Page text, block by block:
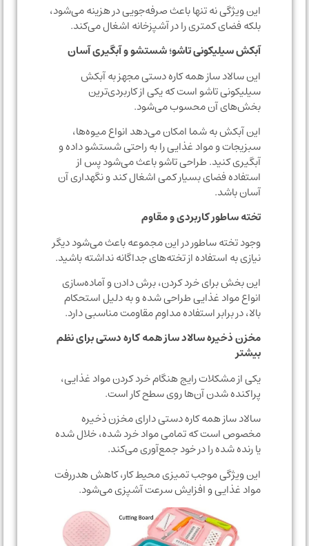
این ویژگی نه تنها باعث صرفه‌جویی در هزینه می‌شود،
بلکه فضای کمتری را در آشپزخانه اشغال می‌کند.
آبکش سیلیکونی تاشو؛ شستشو و آبگیری آسان
این سالاد ساز همه کاره دستی مجهز به آبکش
سیلیکونی تاشو است که یکی از کاربردی‌ترین
بخش‌های آن محسوب می‌شود.
این آبکش به شما امکان می‌دهد انواع میوه‌ها،
سبزیجات و مواد غذایی را به راحتی شستشو داده و
آبگیری کنید. طراحی تاشو باعث می‌شود پس از
استفاده فضای بسیار کمی اشغال کند و نگهداری آن
آسان باشد.
تخته ساطور کاربردی و مقاوم
وجود تخته ساطور در این مجموعه باعث می‌شود دیگر
نیازی به استفاده از تخته‌های جداگانه نداشته باشید.
این بخش برای خرد کردن، برش دادن و آماده‌سازی
انواع مواد غذایی طراحی شده و به دلیل استحکام
بالا، در برابر استفاده مداوم مقاومت مناسبی دارد.
مخزن ذخیره سالاد ساز همه کاره دستی برای نظم
یکی از مشکلات رایج هنگام خرد کردن مواد غذایی،
پراکنده شدن آن‌ها روی سطح کار است.
سالاد ساز همه کاره دستی دارای مخزن ذخیره
مخصوص است که تمامی مواد خرد شده، خلال شده
یا رنده شده را در خود جمع‌آوری می‌کند.
این ویژگی موجب تمیزی محیط کار، کاهش هدررفت
مواد غذایی و افزایش سرعت آشپزی می‌شود.